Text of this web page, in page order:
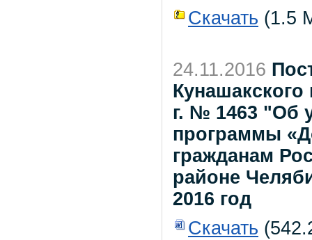
Скачать (1.5
24.11.2016
Кунашакского
г. № 1463 "Об
программы
гражданам
районе
2016 год
Скачать